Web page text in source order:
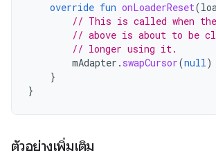
override fun onLoaderReset(
// This is called when
// above is about to be
// longer using it.
mAdapter . swapCursor(null)
}
}
ตัวอย่างเพิ่มเติม